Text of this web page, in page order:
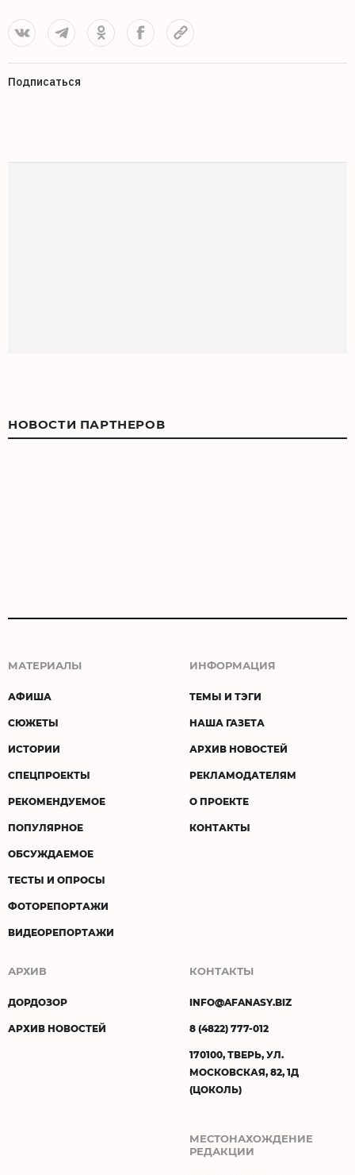
Подписаться
НОВОСТИ ПАРТНЕРОВ
МАТЕРИАЛЫ
АФИША
СЮЖЕТЫ
ИСТОРИИ
СПЕЦПРОЕКТЫ
РЕКОМЕНДУЕМОЕ
ПОПУЛЯРНОЕ
ОБСУЖДАЕМОЕ
ТЕСТЫ И ОПРОСЫ
ФОТОРЕПОРТАЖИ
ВИДЕОРЕПОРТАЖИ
ИНФОРМАЦИЯ
ТЕМЫ И ТЭГИ
НАША ГАЗЕТА
АРХИВ НОВОСТЕЙ
РЕКЛАМОДАТЕЛЯМ
О ПРОЕКТЕ
КОНТАКТЫ
АРХИВ
ДОРДОЗОР
АРХИВ НОВОСТЕЙ
КОНТАКТЫ
INFO@AFANASY.BIZ
8 (4822) 777-012
170100, ТВЕРЬ, УЛ.
МОСКОВСКАЯ, 82, 1Д
(ЦОКОЛЬ)
МЕСТОНАХОЖДЕНИЕ
РЕДАКЦИИ